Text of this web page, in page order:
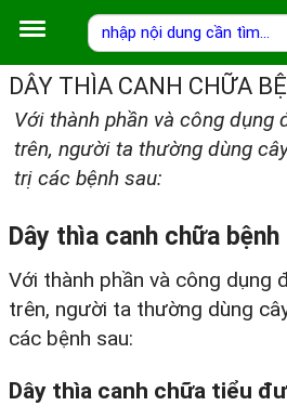
DÂY THÌA CANH CHỮA
Với thành phần và công dụng
trên, người ta thường dùng
trị các bệnh sau:
Dây thìa canh chữa bệnh
Với thành phần và công dụng
trên, người ta thường dùng
các bệnh sau:
Dây thìa canh chữa tiểu